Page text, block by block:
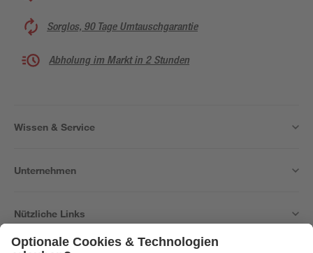
Sorglos, 90 Tage Umtauschgarantie
Abholung im Markt in 2 Stunden
Wissen & Service
Unternehmen
Nützliche Links